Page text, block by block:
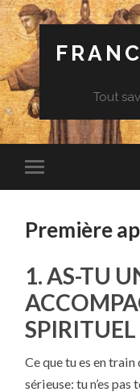
Tout
Première
1. AS-TU
SPIRITUEL
Ce que tu es en
sérieuse: tu n’es